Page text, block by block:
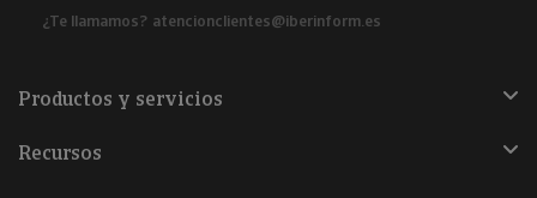
¿Te llamamos? atencionclientes@iberinform.es
Productos y servicios
Recursos